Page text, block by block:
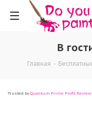
В
Главная -
Trusted by Quantum Prime Profit Review